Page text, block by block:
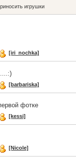
игрушки
[iri_nochka]
[barbariska]
фотке
[kessi]
[Nicole]